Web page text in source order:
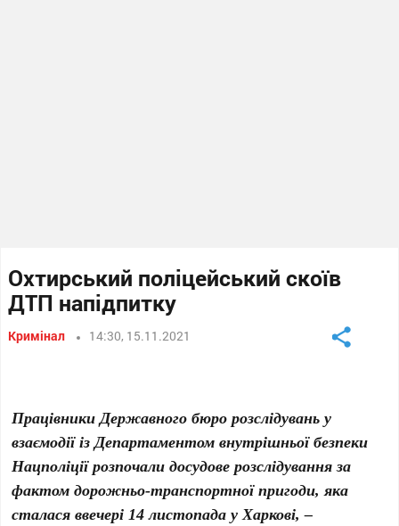
Охтирський поліцейський скоїв
ДТП напідпитку
Кримінал 14:30, 15.11.2021
Працівники Державного бюро розслідувань у
взаємодії із Департаментом внутрішньої безпеки
Нацполіції розпочали досудове розслідування за
фактом дорожньо-транспортної пригоди, яка
сталася ввечері 14 листопада у Харкові, –